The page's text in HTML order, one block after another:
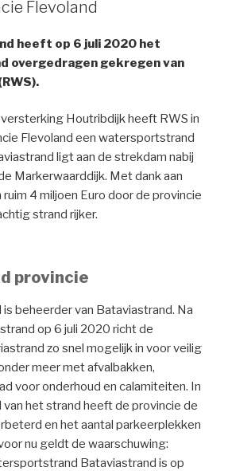
Flevoland
heeft op 6 juli 2020 het
overgedragen gekregen van
Houtribdijk heeft RWS in
Flevoland een watersportstrand
ligt aan de strekdam nabij
Markerwaarddijk. Met dank aan
4 miljoen Euro door de provincie
strand rijker.
provincie
beheerder van Bataviastrand. Na
op 6 juli 2020 richt de
zo snel mogelijk in voor veilig
meer met afvalbakken,
voor onderhoud en calamiteiten. In
het strand heeft de provincie de
en het aantal parkeerplekken
nu geldt de waarschuwing:
Bataviastrand is op